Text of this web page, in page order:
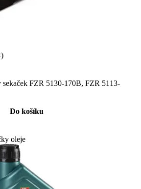
FZR 5130-170B, FZR 5113-
Do košíku
oleje